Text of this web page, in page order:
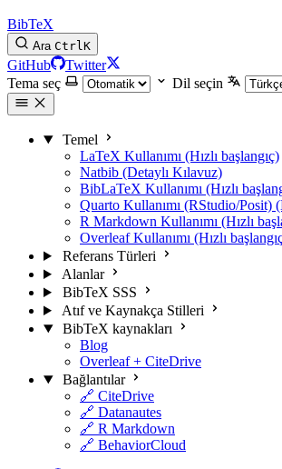
BibTeX
Ara CtrlK
GitHub
Twitter
Tema seç
Dil seçin
Temel
LaTeX Kullanımı (Hızlı başlangıç)
Natbib (Detaylı Kılavuz)
BibLaTeX Kullanımı (Hızlı
Quarto Kullanımı (RStudio/Posit)
R Markdown Kullanımı (Hızlı
Overleaf Kullanımı (Hızlı
Referans Türleri
Alanlar
BibTeX SSS
Atıf ve Kaynakça Stilleri
BibTeX kaynakları
Blog
Overleaf + CiteDrive
Bağlantılar
🔗 CiteDrive
🔗 Datanautes
🔗 R Markdown
🔗 BehaviorCloud